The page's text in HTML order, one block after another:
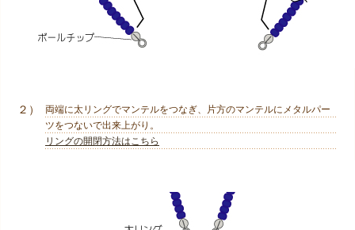
２）
両端に太リングでマンテルをつなぎ、片方のマンテルにメタルパー
ツをつないで出来上がり。
リングの開閉方法はこちら